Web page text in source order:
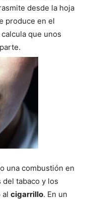
desde la hoja
produce en el
que unos
una combustión en
tabaco y los
al cigarrillo. En un